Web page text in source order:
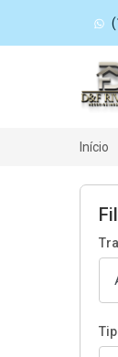
Início